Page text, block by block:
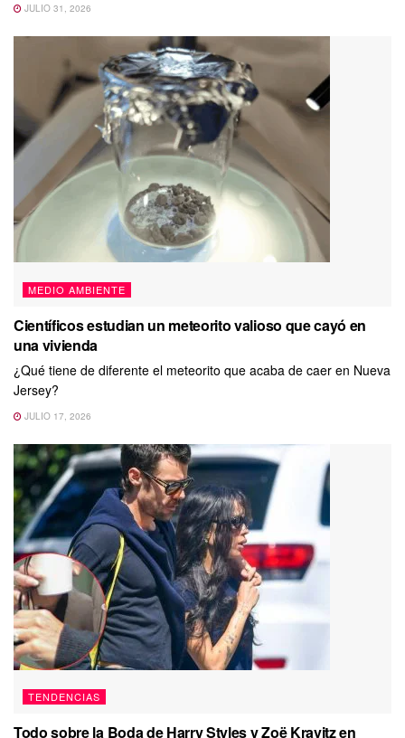
JULIO 31, 2026
MEDIO AMBIENTE
Científicos estudian un meteorito valioso que cayó en
una vivienda
¿Qué tiene de diferente el meteorito que acaba de caer en Nueva
Jersey?
JULIO 17, 2026
TENDENCIAS
Todo sobre la Boda de Harry Styles y Zoë Kravitz en